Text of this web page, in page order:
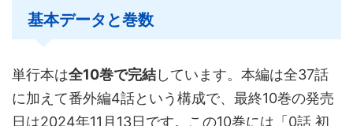
基本データと巻数
単行本は全10巻で完結しています。本編は全37話
に加えて番外編4話という構成で、最終10巻の発売
日は2024年11月13日です。この10巻には「0話 初